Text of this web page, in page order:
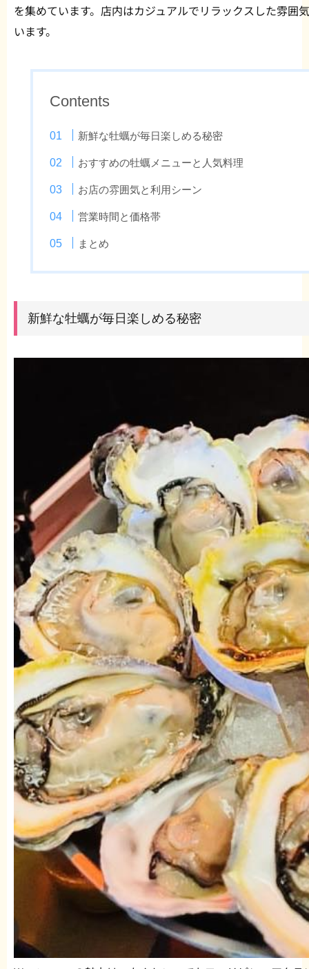
を集めています。店内はカジュアルでリラックスした雰囲
います。
Contents
新鮮な牡蠣が毎日楽しめる秘密
おすすめの牡蠣メニューと人気料理
お店の雰囲気と利用シーン
営業時間と価格帯
まとめ
新鮮な牡蠣が毎日楽しめる秘密